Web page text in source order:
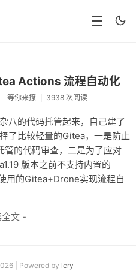
言
Actions 流程自动化
等你来撩 3938 次阅读
八的代码托管起来，自己建了
了比较轻量的Gitea，一是防止
的代码审查，二是为了应对
版本之前不支持内置的
用的Gitea+Drone实现流程自
文 -
| Powered by lcry